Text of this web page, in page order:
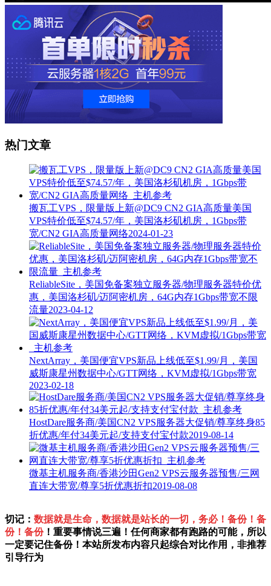
热门文章
搬瓦工VPS，限量版上新@DC9 CN2 GIA高质量美国
VPS特价低至$74.57/年，美国洛杉矶机房，1Gbps带
宽/CN2 GIA高质量网络2024-01-23
ReliableSite，美国免备案独立服务器/物理服务器特价优
惠，美国洛杉矶/迈阿密机房，64G内存1Gbps带宽不限
流量2023-04-12
NextArray，美国便宜VPS新品上线低至$1.99/月，美国
威斯康星州数据中心/GTT网络，KVM虚拟/1Gbps带宽
2023-02-18
HostDare服务商/美国CN2 VPS服务器大促销/尊享终身85
折优惠/年付34美元起/支持支付宝付款2019-08-14
微基主机服务商/香港沙田Gen2 VPS云服务器预售/三网
直连大带宽/尊享5折优惠折扣2019-08-08
切记： 数据就是生命，数据就是站长的一切，务必！备份！备
份！备份！重要事情说三遍！任何商家都有跑路的可能，所以
一定要记住备份！本站所发布内容只起综合对比作用，非推荐
引导行为